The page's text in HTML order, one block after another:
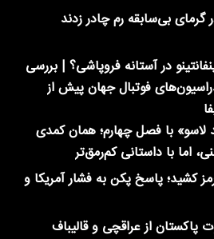
گرمای بی‌سابقه رم چادر زدند
در آستانه فروپاشی؟ | بررسی
فوتبال جهان پیش از
لاسو» با فصل چهارم؛ همان کمدی
اما با داستانی کم‌رمق‌تر
کشید؛ پاسخ پکن به فشار آمریکا و
پاکستان از عراقچی و قالیباف